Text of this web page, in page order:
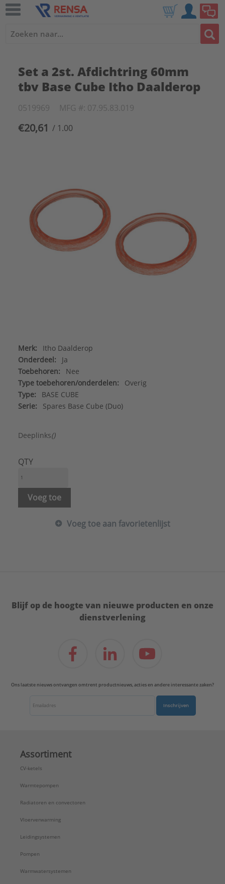
Set a 2st. Afdichtring 60mm
tbv Base Cube Itho Daalderop
0519969 MFG #: 07.95.83.019
€20,61 / 1.00
Merk:
Itho Daalderop
Onderdeel:
Ja
Toebehoren:
Nee
Type toebehoren/onderdelen:
Overig
Type:
BASE CUBE
Serie:
Spares Base Cube (Duo)
Deeplinks()
QTY
Voeg toe
Voeg toe aan favorietenlijst
Blijf op de hoogte van nieuwe producten en onze
dienstverlening
Ons laatste nieuws ontvangen omtrent productnieuws, acties en andere interessante zaken?
Inschrijven
Assortiment
CV-ketels
Warmtepompen
Radiatoren en convectoren
Vloerverwarming
Leidingsystemen
Pompen
Warmwatersystemen